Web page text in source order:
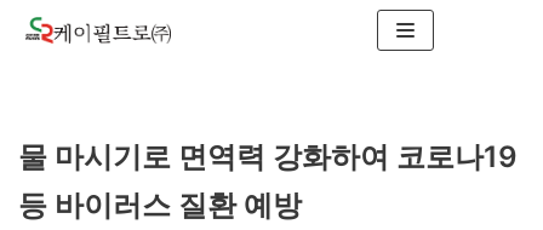
콘
건
뛰
물 마시기로 면역력 강화하여 코로나19
등 바이러스 질환 예방